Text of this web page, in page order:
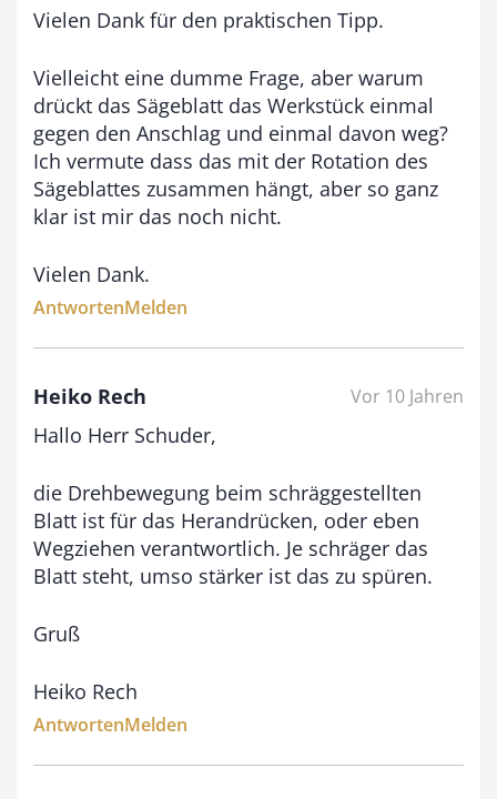
s
3
,
0
0
Vielen Dank für den praktischen Tipp.
Vielleicht eine dumme Frage, aber warum
drückt das Sägeblatt das Werkstück einmal
gegen den Anschlag und einmal davon weg?
Ich vermute dass das mit der Rotation des
Sägeblattes zusammen hängt, aber so ganz
klar ist mir das noch nicht.
Vielen Dank.
AntwortenMelden
Heiko Rech Vor 10 Jahren
Hallo Herr Schuder,
die Drehbewegung beim schräggestellten
Blatt ist für das Herandrücken, oder eben
Wegziehen verantwortlich. Je schräger das
Blatt steht, umso stärker ist das zu spüren.
Gruß
Heiko Rech
AntwortenMelden